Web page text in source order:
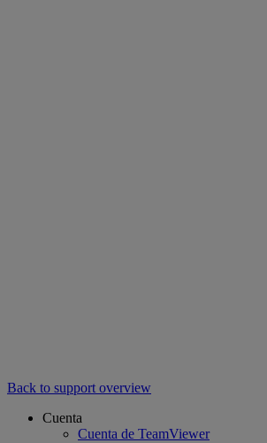
Back to support overview
Cuenta
Cuenta de TeamViewer